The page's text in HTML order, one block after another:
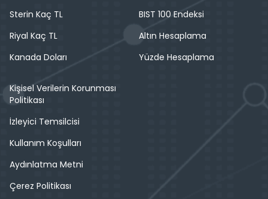
Sterin Kaç TL
Riyal Kaç TL
Kanada Doları
BIST 100 Endeksi
Altın Hesaplama
Yüzde Hesaplama
Kişisel Verilerin Korunması
Politikası
İzleyici Temsilcisi
Kullanım Koşulları
Aydınlatma Metni
Çerez Politikası